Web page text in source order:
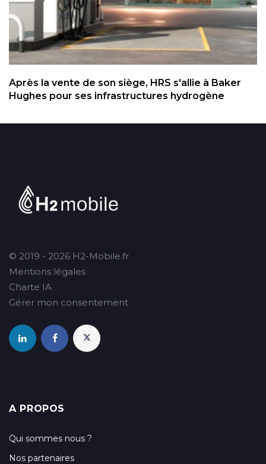
Après la vente de son siège, HRS s'allie à Baker
Hughes pour ses infrastructures hydrogène
© 2019 - 2026 H2-Mobile.fr
Mentions légales
Charte IA
Gérer mon consentement
A PROPOS
Qui sommes nous ?
Nos partenaires